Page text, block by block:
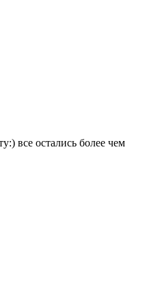
все остались более чем